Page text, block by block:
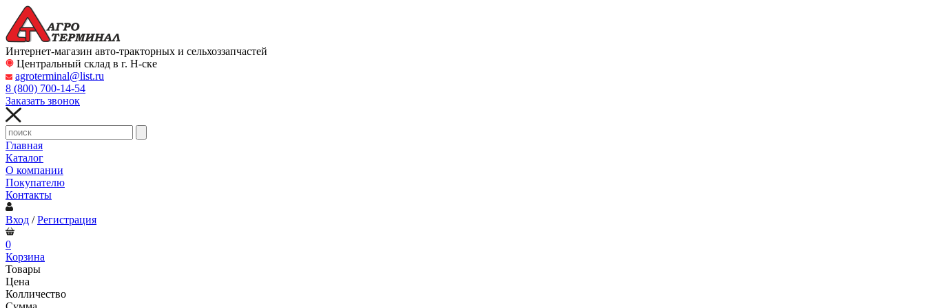
Интернет-магазин авто-тракторных и сельхоззапчастей
Центральный склад в г. Н-ске
agroterminal@list.ru
8 (800) 700-14-54
Заказать звонок
Главная
Каталог
О компании
Покупателю
Контакты
Вход /Регистрация
0
Корзина
Товары
Цена
Колличество